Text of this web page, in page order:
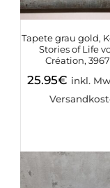
Tapete grau gold,
Stories of Life
Création,
25.95€ inkl.